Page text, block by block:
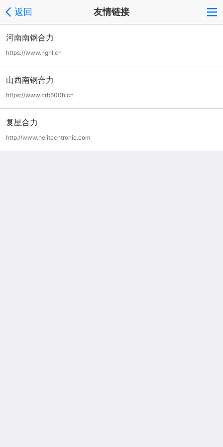
返回 友情链接
河南南钢合力
https://www.nghl.cn
山西南钢合力
https://www.crb600h.cn
复星合力
http://www.helitechtronic.com